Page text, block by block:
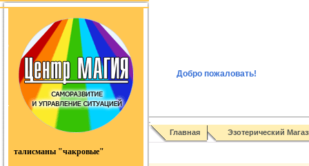
талисманы "чакровые"
Добро пожаловать!
Главная Эзотерический